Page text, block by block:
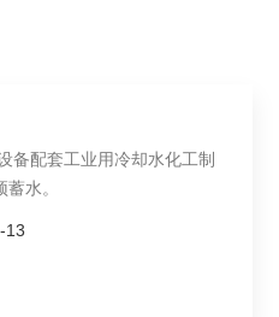
水。
13